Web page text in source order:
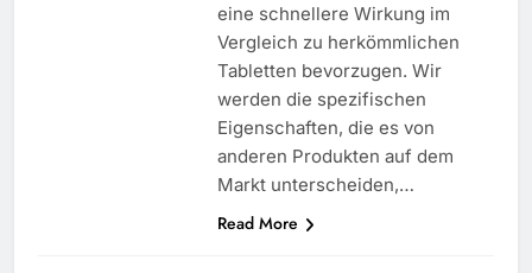
eine schnellere Wirkung im
Vergleich zu herkömmlichen
Tabletten bevorzugen. Wir
werden die spezifischen
Eigenschaften, die es von
anderen Produkten auf dem
Markt unterscheiden,…
Read More